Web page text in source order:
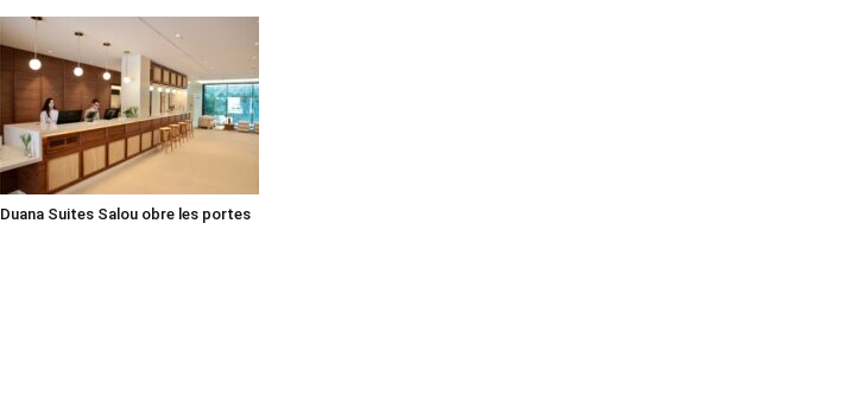
Duana Suites Salou obre les portes